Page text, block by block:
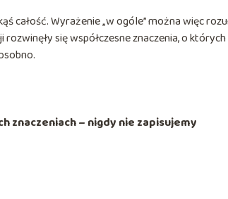
całość. Wyrażenie „w ogóle” można więc
się współczesne znaczenia, o których
znaczeniach – nigdy nie zapisujemy